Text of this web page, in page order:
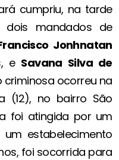
cumpriu, na tarde
dois mandados de
Jonhnatan
e Savana Silva de
criminosa ocorreu na
(12), no bairro São
foi atingida por um
estabelecimento
foi socorrida para